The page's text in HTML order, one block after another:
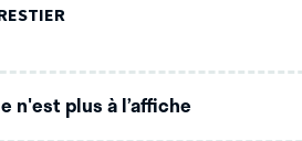
n'est plus à l’affiche